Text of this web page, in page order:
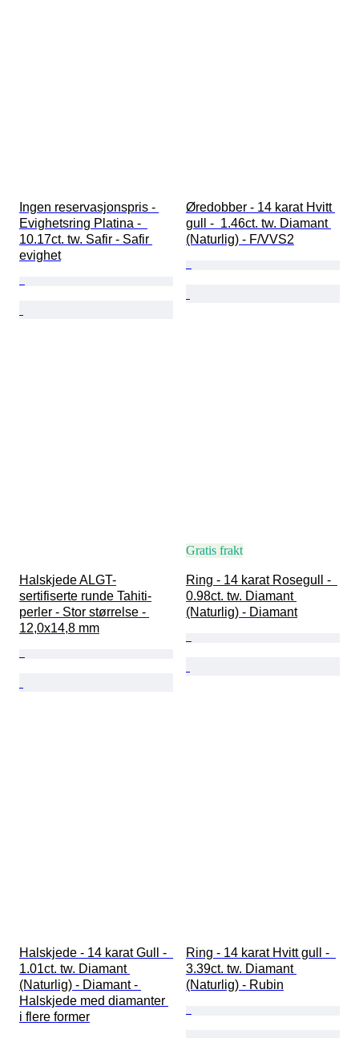
Ingen reservasjonspris -
Evighetsring Platina -
10.17ct. tw. Safir - Safir
evighet
Øredobber - 14 karat Hvitt
gull -  1.46ct. tw. Diamant
(Naturlig) - F/VVS2
Halskjede ALGT-
sertifiserte runde Tahiti-
perler - Stor størrelse -
12,0x14,8 mm
Gratis frakt
Ring - 14 karat Rosegull -
0.98ct. tw. Diamant
(Naturlig) - Diamant
Halskjede - 14 karat Gull -
1.01ct. tw. Diamant
(Naturlig) - Diamant -
Halskjede med diamanter
i flere former
Ring - 14 karat Hvitt gull -
3.39ct. tw. Diamant
(Naturlig) - Rubin